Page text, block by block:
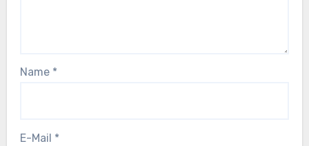
Name *
E-Mail *